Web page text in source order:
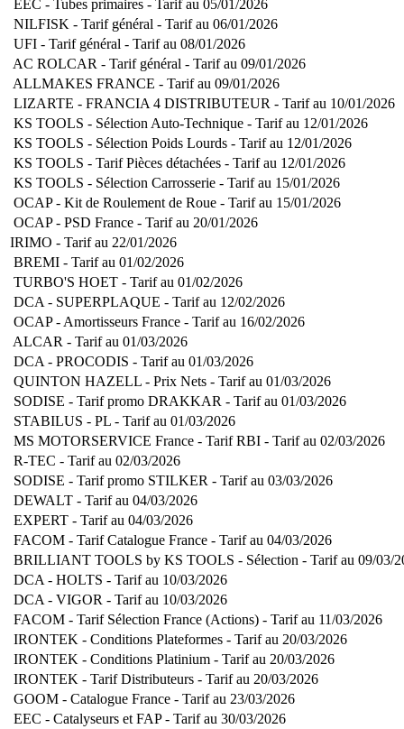
EEC - Tubes primaires - Tarif au 05/01/2026
NILFISK - Tarif général - Tarif au 06/01/2026
UFI - Tarif général - Tarif au 08/01/2026
AC ROLCAR - Tarif général - Tarif au 09/01/2026
ALLMAKES FRANCE - Tarif au 09/01/2026
LIZARTE - FRANCIA 4 DISTRIBUTEUR - Tarif au 10/01/2026
KS TOOLS - Sélection Auto-Technique - Tarif au 12/01/2026
KS TOOLS - Sélection Poids Lourds - Tarif au 12/01/2026
KS TOOLS - Tarif Pièces détachées - Tarif au 12/01/2026
KS TOOLS - Sélection Carrosserie - Tarif au 15/01/2026
OCAP - Kit de Roulement de Roue - Tarif au 15/01/2026
OCAP - PSD France - Tarif au 20/01/2026
IRIMO - Tarif au 22/01/2026
BREMI - Tarif au 01/02/2026
TURBO'S HOET - Tarif au 01/02/2026
DCA - SUPERPLAQUE - Tarif au 12/02/2026
OCAP - Amortisseurs France - Tarif au 16/02/2026
ALCAR - Tarif au 01/03/2026
DCA - PROCODIS - Tarif au 01/03/2026
QUINTON HAZELL - Prix Nets - Tarif au 01/03/2026
SODISE - Tarif promo DRAKKAR - Tarif au 01/03/2026
STABILUS - PL - Tarif au 01/03/2026
MS MOTORSERVICE France - Tarif RBI - Tarif au 02/03/2026
R-TEC - Tarif au 02/03/2026
SODISE - Tarif promo STILKER - Tarif au 03/03/2026
DEWALT - Tarif au 04/03/2026
EXPERT - Tarif au 04/03/2026
FACOM - Tarif Catalogue France - Tarif au 04/03/2026
BRILLIANT TOOLS by KS TOOLS - Sélection - Tarif au 09/03/
DCA - HOLTS - Tarif au 10/03/2026
DCA - VIGOR - Tarif au 10/03/2026
FACOM - Tarif Sélection France (Actions) - Tarif au 11/03/2026
IRONTEK - Conditions Plateformes - Tarif au 20/03/2026
IRONTEK - Conditions Platinium - Tarif au 20/03/2026
IRONTEK - Tarif Distributeurs - Tarif au 20/03/2026
GOOM - Catalogue France - Tarif au 23/03/2026
EEC - Catalyseurs et FAP - Tarif au 30/03/2026